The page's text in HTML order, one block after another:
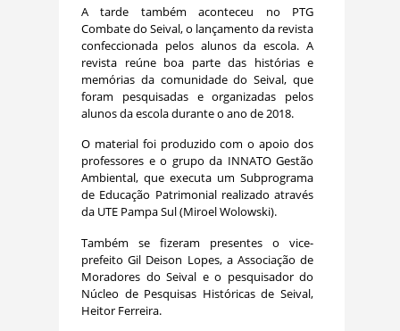
A tarde também aconteceu no PTG
Combate do Seival, o lançamento da revista
confeccionada pelos alunos da escola. A
revista reúne boa parte das histórias e
memórias da comunidade do Seival, que
foram pesquisadas e organizadas pelos
alunos da escola durante o ano de 2018.
O material foi produzido com o apoio dos
professores e o grupo da INNATO Gestão
Ambiental, que executa um Subprograma
de Educação Patrimonial realizado através
da UTE Pampa Sul (Miroel Wolowski).
Também se fizeram presentes o vice-
prefeito Gil Deison Lopes, a Associação de
Moradores do Seival e o pesquisador do
Núcleo de Pesquisas Históricas de Seival,
Heitor Ferreira.